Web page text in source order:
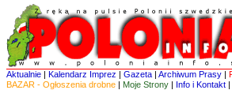
Aktualnie | Kalendarz Imprez | Gazeta | Archiwum Prasy |
BAZAR - Ogłoszenia drobne | Moje Strony | Info i Kontakt |